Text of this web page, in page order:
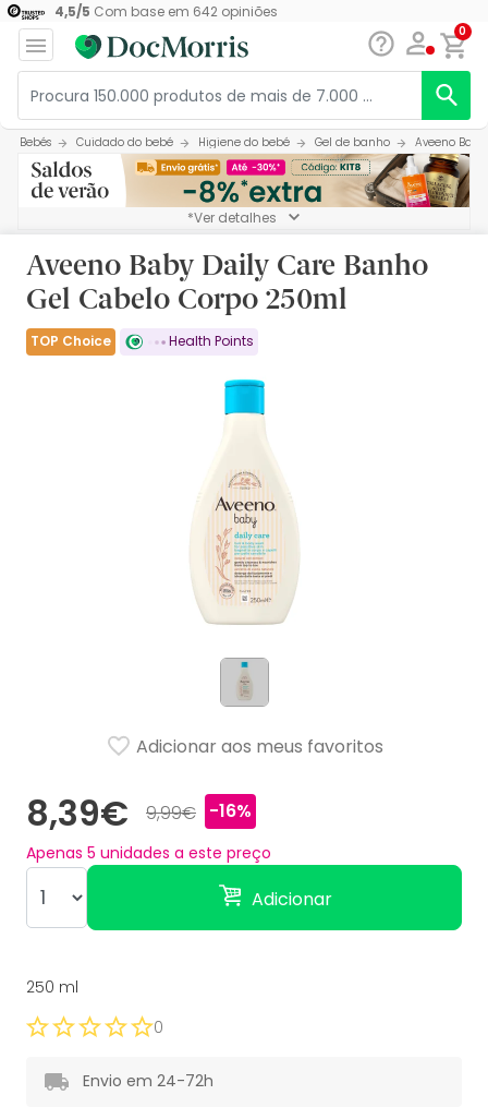
4,5/5 Com base em 642opiniões
0
Bebés Cuidado do bebé Higiene do bebé Gel de banho Aveeno
*Ver detalhes
Aveeno Baby Daily Care Banho
Gel Cabelo Corpo 250ml
TOP Choice Health Points
8,39€ 9,99€ -16%
Apenas 5 unidades a este preço
Adicionar
Adicionar aos meus favoritos
250 ml
0
Envio em 24-72h